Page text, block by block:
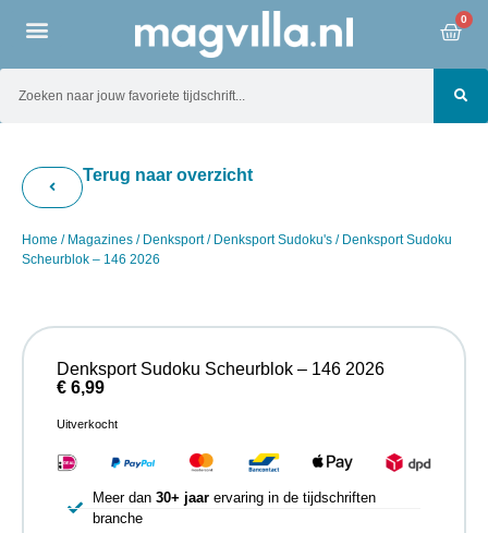
0
Terug naar overzicht
Home / Magazines / Denksport/ Denksport Sudoku's / Denksport Sudoku
Scheurblok – 146 2026
Denksport Sudoku Scheurblok – 146 2026
€ 6,99
Uitverkocht
Meer dan 30+ jaarervaring in de tijdschriften
branche